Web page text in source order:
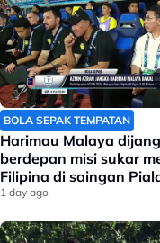
BOLA SEPAK TEMPATAN
Harimau Malaya
berdepan misi sukar
Filipina di saingan
Asean
1 day ago